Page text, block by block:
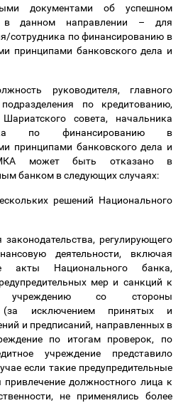
документами об успешном
в данном направлении – для
сотрудника по финансированию в
принципами банковского дела и
руководителя, главного
по кредитованию,
совета, начальника
по финансированию в
принципами банковского дела и
МКА может быть отказано в
банком в следующих случаях:
решений Национального
регулирующего
деятельности, включая
акты Национального банка,
мер и санкций к
учреждению со стороны
(за исключением принятых и
и предписаний, направленных в
по итогам проверок, по
учреждение представило
если такие предупредительные
должностного лица к
не применялись более